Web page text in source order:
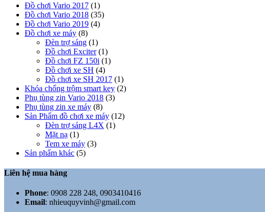
Đồ chơi Vario 2017 (1)
Đồ chơi Vario 2018 (35)
Đồ chơi Vario 2019 (4)
Đồ chơi xe máy (8)
Đèn trợ sáng (1)
Đồ chơi Exciter (1)
Đồ chơi FZ 150i (1)
Đồ chơi xe SH (4)
Đồ chơi xe SH 2017 (1)
Khóa chống trộm smart key (2)
Phụ tùng zin Vario 2018 (3)
Phụ tùng zin xe máy (8)
Sản Phẩm đồ chơi xe máy (12)
Đèn trợ sáng L4X (1)
Mặt nạ (1)
Tem xe máy (3)
Sản phẩm khác (5)
Liên hệ mua hàng
Phone: 0908 228 248, 0903410416
Email: nhieuquyvinh@gmail.com